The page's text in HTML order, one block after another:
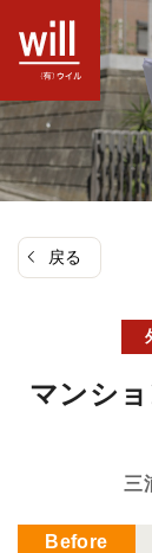
ン
ツ
へ
戻る
マンシ
三
Before